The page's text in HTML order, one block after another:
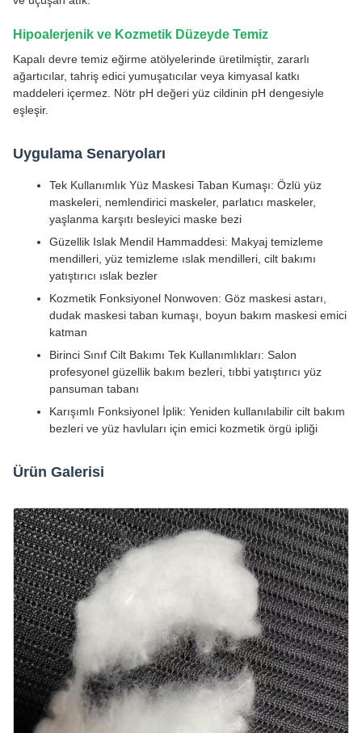
Hipoalerjenik ve Kozmetik Düzeyde Temiz
Kapalı devre temiz eğirme atölyelerinde üretilmiştir, zararlı
ağartıcılar, tahriş edici yumuşatıcılar veya kimyasal katkı
maddeleri içermez. Nötr pH değeri yüz cildinin pH dengesiyle
eşleşir.
Uygulama Senaryoları
Tek Kullanımlık Yüz Maskesi Taban Kumaşı: Özlü yüz
maskeleri, nemlendirici maskeler, parlatıcı maskeler,
yaşlanma karşıtı besleyici maske bezi
Güzellik Islak Mendil Hammaddesi: Makyaj temizleme
mendilleri, yüz temizleme ıslak mendilleri, cilt bakımı
yatıştırıcı ıslak bezler
Kozmetik Fonksiyonel Nonwoven: Göz maskesi astarı,
dudak maskesi taban kumaşı, boyun bakım maskesi emici
katman
Birinci Sınıf Cilt Bakımı Tek Kullanımlıkları: Salon
profesyonel güzellik bakım bezleri, tıbbi yatıştırıcı yüz
pansuman tabanı
Karışımlı Fonksiyonel İplik: Yeniden kullanılabilir cilt bakım
bezleri ve yüz havluları için emici kozmetik örgü ipliği
Ürün Galerisi